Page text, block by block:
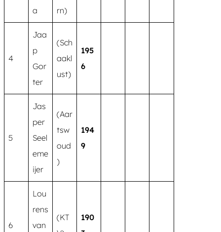
a
rn)
4
Jaa
p
Gor
ter
(Sch
aakl
ust)
195
6
5
Jas
per
Seel
eme
ijer
(Aar
tsw
oud
)
194
9
6
Lou
rens
van
(KT
190